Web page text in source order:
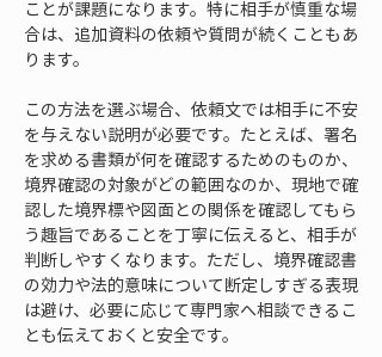
ことが課題になります。特に相手が慎重な場
合は、追加資料の依頼や質問が続くこともあ
ります。
この方法を選ぶ場合、依頼文では相手に不安
を与えない説明が必要です。たとえば、署名
を求める書類が何を確認するためのものか、
境界確認の対象がどの範囲なのか、現地で確
認した境界標や図面との関係を確認してもら
う趣旨であることを丁寧に伝えると、相手が
判断しやすくなります。ただし、境界確認書
の効力や法的意味について断定しすぎる表現
は避け、必要に応じて専門家へ相談できるこ
とも伝えておくと安全です。